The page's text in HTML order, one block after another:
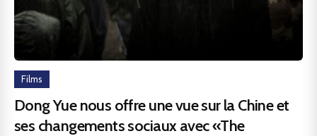
Films
Dong Yue nous offre une vue sur la Chine et
ses changements sociaux avec «The